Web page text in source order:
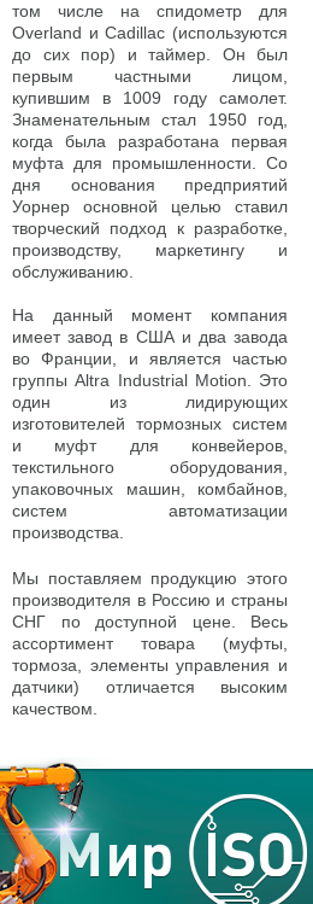
том числе на спидометр для
Overland и Cadillac (используются
до сих пор) и таймер. Он был
первым частными лицом,
купившим в 1009 году самолет.
Знаменательным стал 1950 год,
когда была разработана первая
муфта для промышленности. Со
дня основания предприятий
Уорнер основной целью ставил
творческий подход к разработке,
производству, маркетингу и
обслуживанию.
На данный момент компания
имеет завод в США и два завода
во Франции, и является частью
группы Altra Industrial Motion. Это
один из лидирующих
изготовителей тормозных систем
и муфт для конвейеров,
текстильного оборудования,
упаковочных машин, комбайнов,
систем автоматизации
производства.
Мы поставляем продукцию этого
производителя в Россию и страны
СНГ по доступной цене. Весь
ассортимент товара (муфты,
тормоза, элементы управления и
датчики) отличается высоким
качеством.